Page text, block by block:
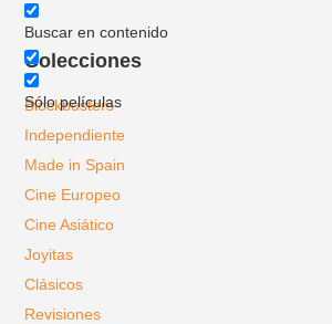
Buscar en contenido
Sólo películas
Colecciones
Blockbusters
Independiente
Made in Spain
Cine Europeo
Cine Asiático
Joyitas
Clásicos
Revisiones